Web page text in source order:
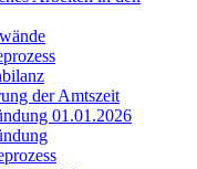
der Amtszeit
01.01.2026